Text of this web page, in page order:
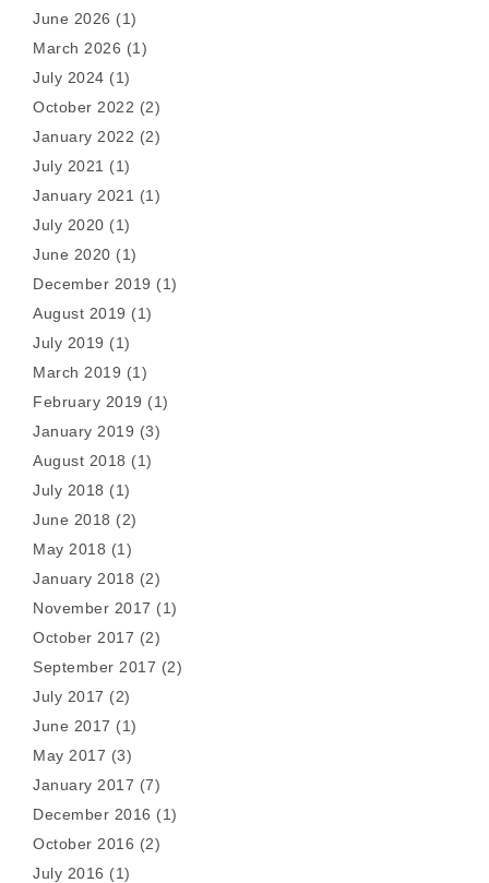
June 2026 (1)
March 2026 (1)
July 2024 (1)
October 2022 (2)
January 2022 (2)
July 2021 (1)
January 2021 (1)
July 2020 (1)
June 2020 (1)
December 2019 (1)
August 2019 (1)
July 2019 (1)
March 2019 (1)
February 2019 (1)
January 2019 (3)
August 2018 (1)
July 2018 (1)
June 2018 (2)
May 2018 (1)
January 2018 (2)
November 2017 (1)
October 2017 (2)
September 2017 (2)
July 2017 (2)
June 2017 (1)
May 2017 (3)
January 2017 (7)
December 2016 (1)
October 2016 (2)
July 2016 (1)